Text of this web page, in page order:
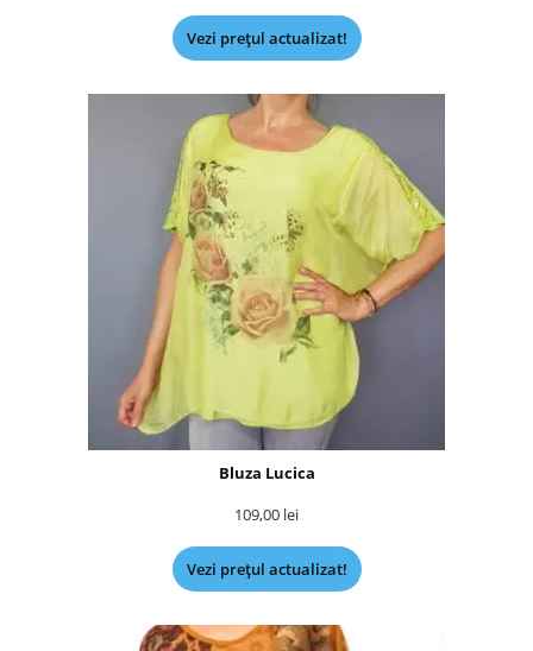
Vezi prețul actualizat!
Bluza Lucica
109,00 lei
Vezi prețul actualizat!